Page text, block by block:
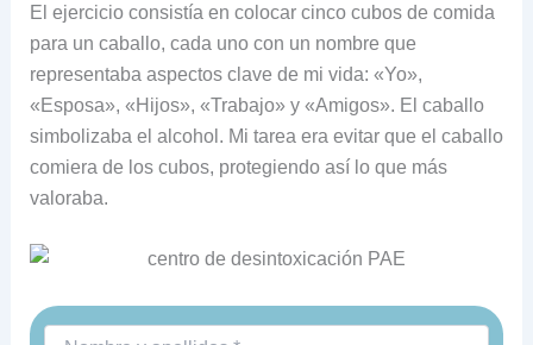
El ejercicio consistía en colocar cinco cubos de comida
para un caballo, cada uno con un nombre que
representaba aspectos clave de mi vida: «Yo»,
«Esposa», «Hijos», «Trabajo» y «Amigos». El caballo
simbolizaba el alcohol. Mi tarea era evitar que el caballo
comiera de los cubos, protegiendo así lo que más
valoraba.